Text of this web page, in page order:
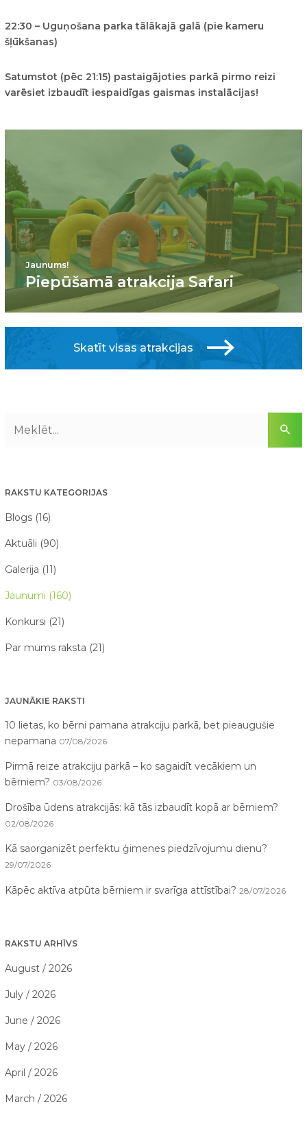
22:30 – Uguņošana parka tālākajā galā (pie kameru
šļūkšanas)
Satumstot (pēc 21:15) pastaigājoties parkā pirmo reizi
varēsiet izbaudīt iespaidīgas gaismas instalācijas!
Jaunums!
Piepūšamā atrakcija Safari
Skatīt visas atrakcijas
RAKSTU KATEGORIJAS
Blogs (16)
Aktuāli (90)
Galerija (11)
Jaunumi (160)
Konkursi (21)
Par mums raksta (21)
JAUNĀKIE RAKSTI
10 lietas, ko bērni pamana atrakciju parkā, bet pieaugušie
nepamana 07/08/2026
Pirmā reize atrakciju parkā – ko sagaidīt vecākiem un
bērniem? 03/08/2026
Drošība ūdens atrakcijās: kā tās izbaudīt kopā ar bērniem?
02/08/2026
Kā saorganizēt perfektu ģimenes piedzīvojumu dienu?
29/07/2026
Kāpēc aktīva atpūta bērniem ir svarīga attīstībai? 28/07/2026
RAKSTU ARHĪVS
August / 2026
July / 2026
June / 2026
May / 2026
April / 2026
March / 2026